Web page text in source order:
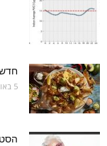
5 באוגוסט 2026